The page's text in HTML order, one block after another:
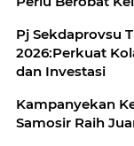
Pj Sekdaprovsu
2026:Perkuat
dan Investasi
Kampanyekan
Samosir Raih